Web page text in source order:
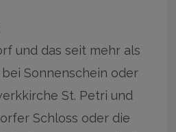
und das seit mehr als
bei Sonnenschein oder
St. Petri und
Schloss oder die